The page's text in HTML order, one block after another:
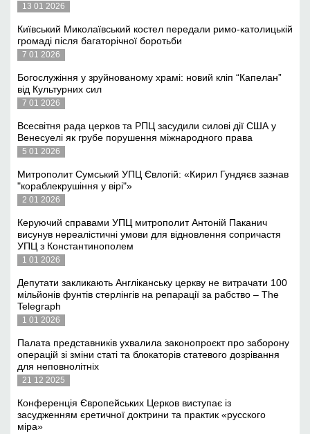
13 01 2026
Київський Миколаївський костел передали римо-католицькій
громаді після багаторічної боротьби
7 01 2026
Богослужіння у зруйнованому храмі: новий кліп “Капелан”
від Культурних сил
7 01 2026
Всесвітня рада церков та РПЦ засудили силові дії США у
Венесуелі як грубе порушення міжнародного права
5 01 2026
Митрополит Сумський УПЦ Євлогій: «Кирил Гундяєв зазнав
"кораблекрушіння у вірі"»
2 01 2026
Керуючий справами УПЦ митрополит Антоній Паканич
висунув нереалістичні умови для відновлення сопричастя
УПЦ з Константинополем
1 01 2026
Депутати закликають Англіканську церкву не витрачати 100
мільйонів фунтів стерлінгів на репарації за рабство – The
Telegraph
1 01 2026
Палата представників ухвалила законопроєкт про заборону
операцій зі зміни статі та блокаторів статевого дозрівання
для неповнолітніх
21 12 2025
Конференція Європейських Церков виступає із
засудженням єретичної доктрини та практик «русского
міра»